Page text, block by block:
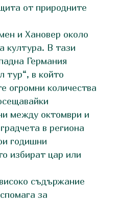
от природните
и Хановер около
култура. В тази
Германия
тур“, в който
огромни количества
между октомври и
в региона
годишни
избират цар или
съдържание
за